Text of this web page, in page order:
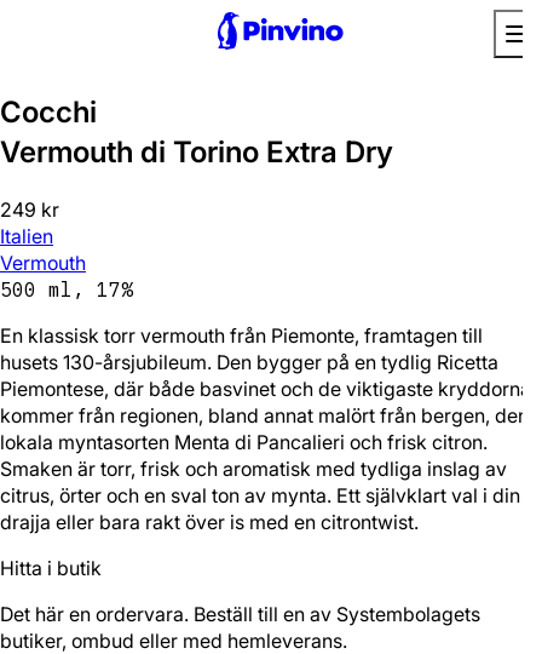
Cocchi
Vermouth di Torino Extra Dry
249 kr
Italien
Vermouth
500 ml, 17%
En klassisk torr vermouth från Piemonte, framtagen till
husets 130-årsjubileum. Den bygger på en tydlig Ricetta
Piemontese, där både basvinet och de viktigaste kryddorna
kommer från regionen, bland annat malört från bergen, den
lokala myntasorten Menta di Pancalieri och frisk citron.
Smaken är torr, frisk och aromatisk med tydliga inslag av
citrus, örter och en sval ton av mynta. Ett självklart val i din
drajja eller bara rakt över is med en citrontwist.
Hitta i butik
Det här en ordervara. Beställ till en av Systembolagets
butiker, ombud eller med hemleverans.